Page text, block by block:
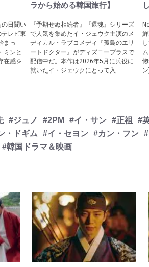
の日聞い
レビ東
まっ
ミンと
在感を
ラから始める韓国旅行】
『予期せぬ相続者』『還魂』シリーズ
で人気を集めたイ・ジェウク主演のメ
ディカル・ラブコメディ『孤島のエリ
ートドクター』がディズニープラスで
配信中だ。本作は2026年5月に兵役に
就いたイ・ジェウクにとって入...
#ジュノ #2PM #イ・サン #正祖 #
・ドギム #イ・セヨン #カン・フン
#韓国ドラマ＆映画